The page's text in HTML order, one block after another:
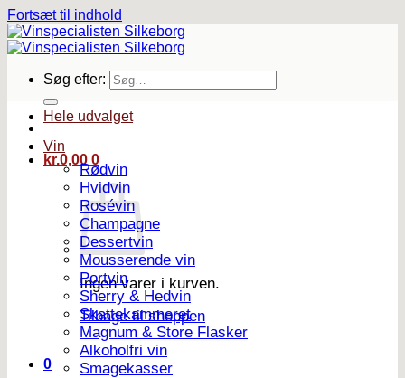
Fortsæt til indhold
Søg efter:
kr.0,00 0
Ingen varer i kurven.
Tilbage til shoppen
0
Hele udvalget
Vin
Rødvin
Hvidvin
Rosévin
Champagne
Dessertvin
Mousserende vin
Portvin
Sherry & Hedvin
Skattekammeret
Magnum & Store Flasker
Alkoholfri vin
Smagekasser